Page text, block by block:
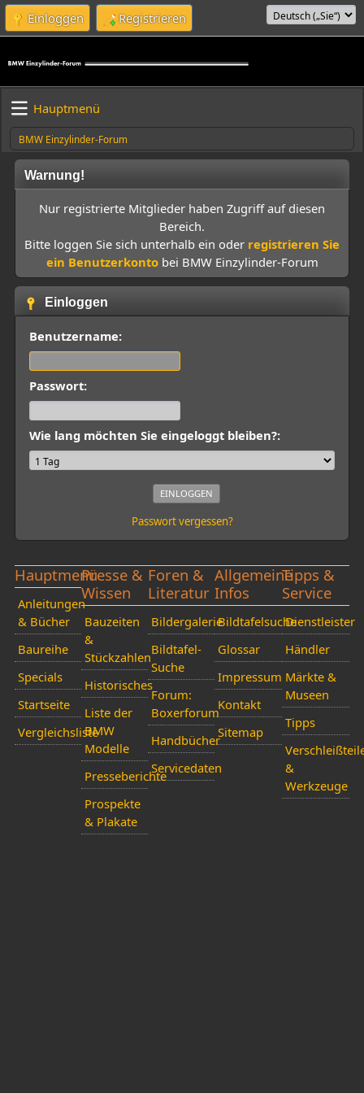
Einloggen Registrieren
Hauptmenü
BMW Einzylinder-Forum
Warnung!
Nur registrierte Mitglieder haben Zugriff auf diesen
Bereich.
Bitte loggen Sie sich unterhalb ein oder registrieren Sie
ein Benutzerkontobei BMW Einzylinder-Forum
Einloggen
Benutzername:
Passwort:
Wie lang möchten Sie eingeloggt bleiben?:
Passwort vergessen?
Hauptmenü
Anleitungen
& Bücher
Baureihe
Specials
Startseite
Vergleichsliste
Presse &
Wissen
Bauzeiten
&
Stückzahlen
Historisches
Liste der
BMW
Modelle
Presseberichte
Prospekte
& Plakate
Foren &
Literatur
Bildergalerie
Bildtafel-
Suche
Forum:
Boxerforum
Handbücher
Servicedaten
Allgemeine
Infos
Bildtafelsuche
Glossar
Impressum
Kontakt
Sitemap
Tipps &
Service
Dienstleister
Händler
Märkte &
Museen
Tipps
&
Werkzeuge